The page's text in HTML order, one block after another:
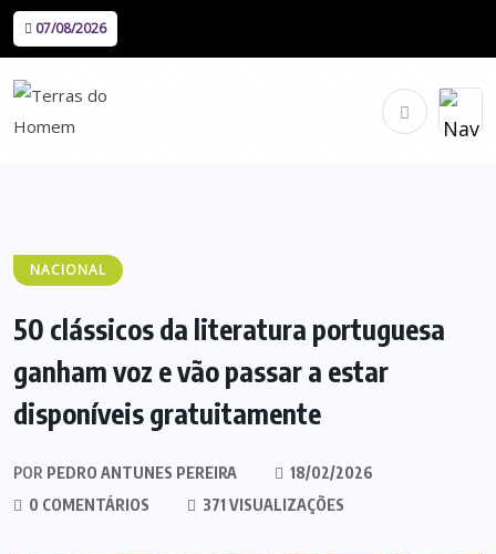
07/08/2026
NACIONAL
50 clássicos da literatura portuguesa
ganham voz e vão passar a estar
disponíveis gratuitamente
POR PEDRO ANTUNES PEREIRA
18/02/2026
0 COMENTÁRIOS
371 VISUALIZAÇÕES